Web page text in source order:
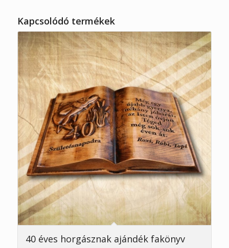
Kapcsolódó termékek
5.00
40 éves horgásznak ajándék fakönyv